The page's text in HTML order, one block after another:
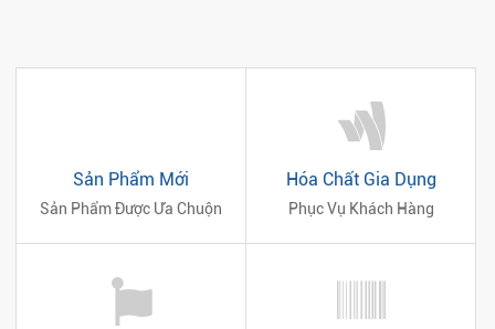
Sản Phẩm Mới
Sản Phẩm Được Ưa Chuộn
Hóa Chất Gia Dụng
Phục Vụ Khách Hàng